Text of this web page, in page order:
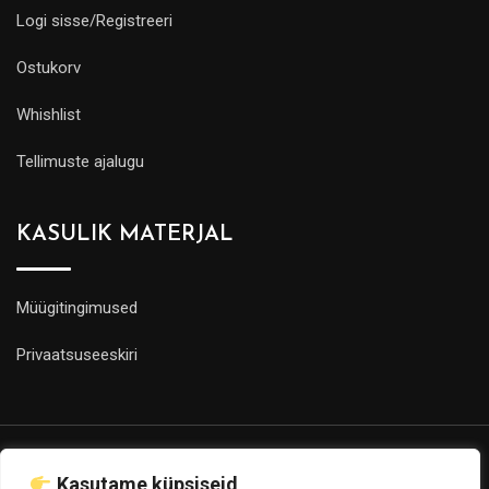
Kasutame küpsiseid
Logi sisse/Registreeri
Ostukorv
Whishlist
Tellimuste ajalugu
KASULIK MATERJAL
Müügitingimused
Privaatsuseeskiri